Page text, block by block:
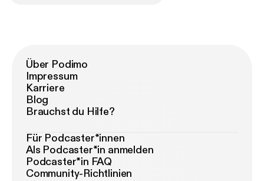
Über Podimo
Impressum
Karriere
Blog
Brauchst du Hilfe?
Für Podcaster*innen
Als Podcaster*in anmelden
Podcaster*in FAQ
Community-Richtlinien